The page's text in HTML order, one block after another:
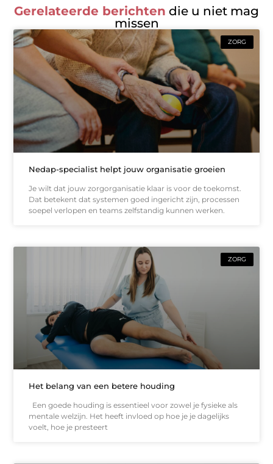
Gerelateerde berichten die u niet mag
missen
ZORG
Nedap-specialist helpt jouw organisatie groeien
Je wilt dat jouw zorgorganisatie klaar is voor de toekomst.
Dat betekent dat systemen goed ingericht zijn, processen
soepel verlopen en teams zelfstandig kunnen werken.
ZORG
Het belang van een betere houding
Een goede houding is essentieel voor zowel je fysieke als
mentale welzijn. Het heeft invloed op hoe je je dagelijks
voelt, hoe je presteert